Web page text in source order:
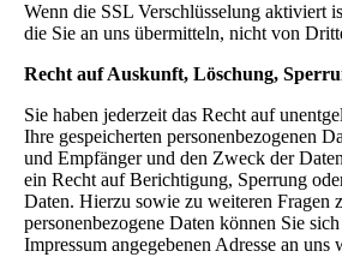
Wenn die SSL Verschlüsselung aktiviert
die Sie an uns übermitteln, nicht von
Recht auf Auskunft, Löschung,
Sie haben jederzeit das Recht auf
Ihre gespeicherten personenbezogenen
und Empfänger und den Zweck der
ein Recht auf Berichtigung, Sperrung
Daten. Hierzu sowie zu weiteren Fragen
personenbezogene Daten können Sie
Impressum angegebenen Adresse an uns